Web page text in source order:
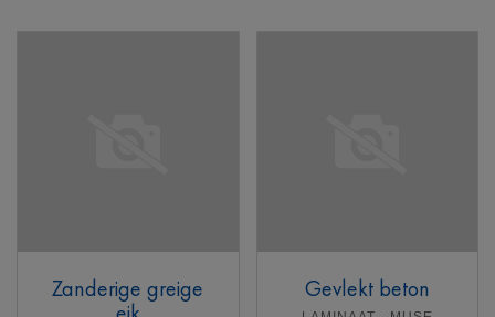
Zanderige greige
Gevlekt beton